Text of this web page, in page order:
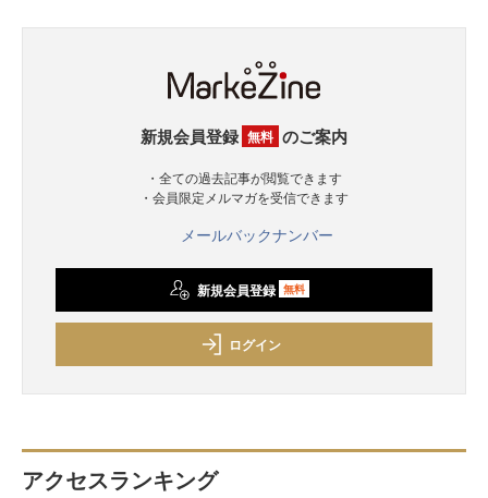
新規会員登録 無料 のご案内
・全ての過去記事が閲覧できます
・会員限定メルマガを受信できます
メールバックナンバー
新規会員登録 無料
ログイン
アクセスランキング